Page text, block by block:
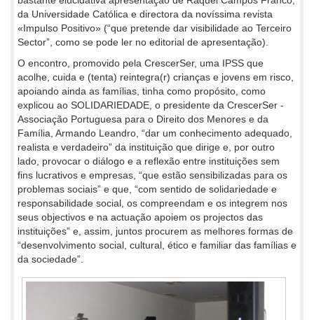
da Universidade Católica e directora da novíssima revista
«Impulso Positivo» (“que pretende dar visibilidade ao Terceiro
Sector”, como se pode ler no editorial de apresentação).
O encontro, promovido pela CrescerSer, uma IPSS que
acolhe, cuida e (tenta) reintegra(r) crianças e jovens em risco,
apoiando ainda as famílias, tinha como propósito, como
explicou ao SOLIDARIEDADE, o presidente da CrescerSer -
Associação Portuguesa para o Direito dos Menores e da
Família, Armando Leandro, “dar um conhecimento adequado,
realista e verdadeiro” da instituição que dirige e, por outro
lado, provocar o diálogo e a reflexão entre instituições sem
fins lucrativos e empresas, “que estão sensibilizadas para os
problemas sociais” e que, “com sentido de solidariedade e
responsabilidade social, os compreendam e os integrem nos
seus objectivos e na actuação apoiem os projectos das
instituições” e, assim, juntos procurem as melhores formas de
“desenvolvimento social, cultural, ético e familiar das famílias e
da sociedade”.